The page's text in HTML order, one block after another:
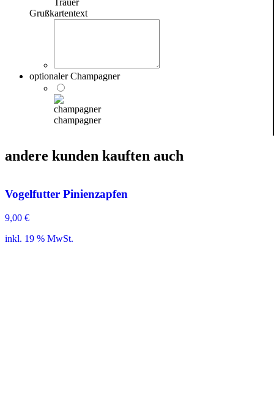
Grußkartentext
optionaler Champagner
champagner
andere kunden kauften auch
Vogelfutter Pinienzapfen
9,00 €
inkl. 19 % MwSt.